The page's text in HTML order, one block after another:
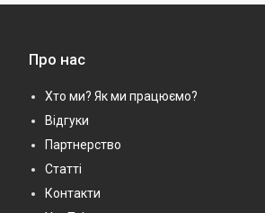
Про нас
Хто ми? Як ми працюємо?
Відгуки
Партнерство
Статті
Контакти